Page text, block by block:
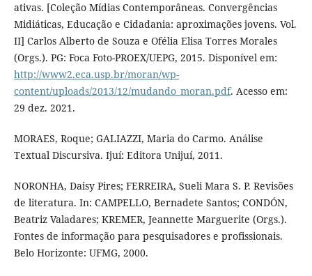
ativas. [Coleção Mídias Contemporâneas. Convergências
Midiáticas, Educação e Cidadania: aproximações jovens. Vol.
II] Carlos Alberto de Souza e Ofélia Elisa Torres Morales
(Orgs.). PG: Foca Foto-PROEX/UEPG, 2015. Disponível em:
http://www2.eca.usp.br/moran/wp-
content/uploads/2013/12/mudando_moran.pdf. Acesso em:
29 dez. 2021.
MORAES, Roque; GALIAZZI, Maria do Carmo. Análise
Textual Discursiva. Ijuí: Editora Unijuí, 2011.
NORONHA, Daisy Pires; FERREIRA, Sueli Mara S. P. Revisões
de literatura. In: CAMPELLO, Bernadete Santos; CONDÓN,
Beatriz Valadares; KREMER, Jeannette Marguerite (Orgs.).
Fontes de informação para pesquisadores e profissionais.
Belo Horizonte: UFMG, 2000.